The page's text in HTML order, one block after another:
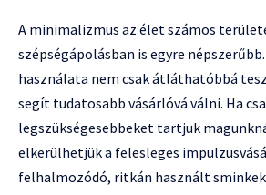
A minimalizmus az élet számos
szépségápolásban is egyre
használata nem csak átláthatóbbá
segít tudatosabb vásárlóvá válni. Ha
legszükségesebbeket tartjuk
elkerülhetjük a felesleges
felhalmozódó, ritkán használt